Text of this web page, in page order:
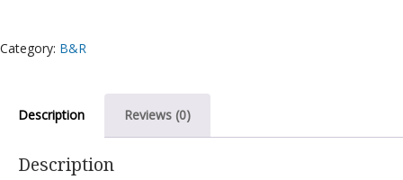
机
Category: B&R
Description Reviews (0)
Description